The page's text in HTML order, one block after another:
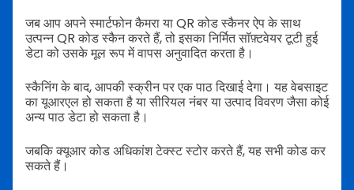
जब आप अपने स्मार्टफोन कैमरा या QR कोड स्कैनर ऐप के साथ
उत्पन्न QR कोड स्कैन करते हैं, तो इसका निर्मित सॉफ़्टवेयर टूटी हुई
डेटा को उसके मूल रूप में वापस अनुवादित करता है।
स्कैनिंग के बाद, आपकी स्क्रीन पर एक पाठ दिखाई देगा। यह वेबसाइट
का यूआरएल हो सकता है या सीरियल नंबर या उत्पाद विवरण जैसा कोई
अन्य पाठ डेटा हो सकता है।
जबकि क्यूआर कोड अधिकांश टेक्स्ट स्टोर करते हैं, यह सभी कोड कर
सकते हैं।